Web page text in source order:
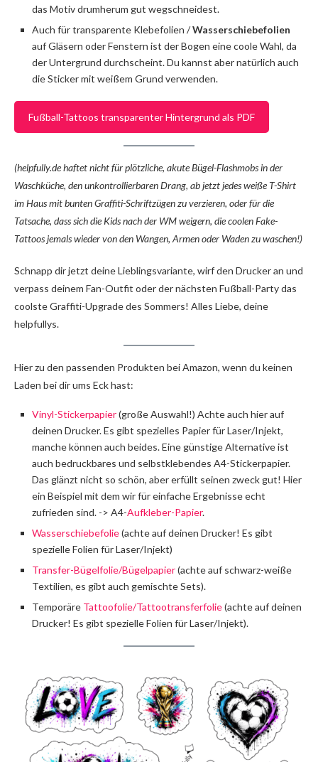
das Motiv drumherum gut wegschneidest.
Auch für transparente Klebefolien /Wasserschiebefolien
auf Gläsern oder Fenstern ist der Bogen eine coole Wahl, da
der Untergrund durchscheint. Du kannst aber natürlich auch
die Sticker mit weißem Grund verwenden.
Fußball-Tattoos transparenter Hintergrund als PDF
(helpfully.de haftet nicht für plötzliche, akute Bügel-Flashmobs in der
Waschküche, den unkontrollierbaren Drang, ab jetzt jedes weiße T-Shirt
im Haus mit bunten Graffiti-Schriftzügen zu verzieren, oder für die
Tatsache, dass sich die Kids nach der WM weigern, die coolen Fake-
Tattoos jemals wieder von den Wangen, Armen oder Waden zu waschen!)
Schnapp dir jetzt deine Lieblingsvariante, wirf den Drucker an und
verpass deinem Fan-Outfit oder der nächsten Fußball-Party das
coolste Graffiti-Upgrade des Sommers! Alles Liebe, deine
helpfullys.
Hier zu den passenden Produkten bei Amazon, wenn du keinen
Laden bei dir ums Eck hast:
Vinyl-Stickerpapier(große Auswahl!) Achte auch hier auf
deinen Drucker. Es gibt spezielles Papier für Laser/Injekt,
manche können auch beides. Eine günstige Alternative ist
auch bedruckbares und selbstklebendes A4-Stickerpapier.
Das glänzt nicht so schön, aber erfüllt seinen zweck gut! Hier
ein Beispiel mit dem wir für einfache Ergebnisse echt
zufrieden sind. -> A4-Aufkleber-Papier.
Wasserschiebefolie(achte auf deinen Drucker! Es gibt
spezielle Folien für Laser/Injekt)
Transfer-Bügelfolie/Bügelpapier(achte auf schwarz-weiße
Textilien, es gibt auch gemischte Sets).
Temporäre Tattoofolie/Tattootransferfolie(achte auf deinen
Drucker! Es gibt spezielle Folien für Laser/Injekt).